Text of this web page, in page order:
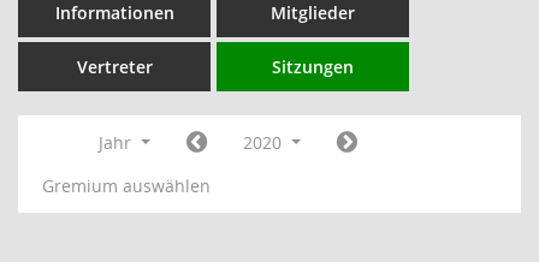
Informationen Mitglieder
Vertreter Sitzungen
Jahr
2020
Gremium auswählen